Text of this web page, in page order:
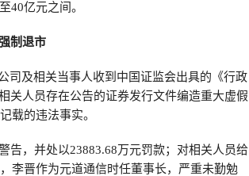
40亿元之间。
制退市
司及相关当事人收到中国证监会出具的《行政
关人员存在公告的证券发行文件编造重大虚假
载的违法事实。
告，并处以23883.68万元罚款；对相关人员给
李晋作为元道通信时任董事长，严重未勤勉